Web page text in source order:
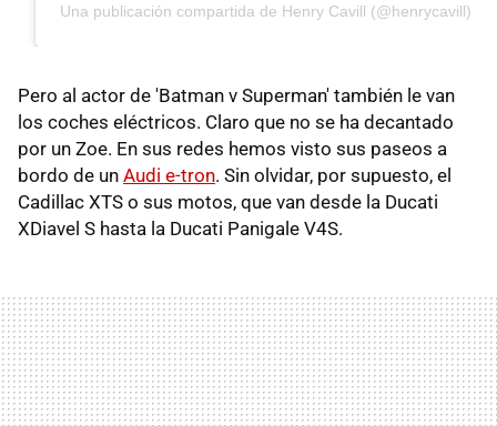
Una publicación compartida de Henry Cavill (@henrycavill)
Pero al actor de 'Batman v Superman' también le van
los coches eléctricos. Claro que no se ha decantado
por un Zoe. En sus redes hemos visto sus paseos a
bordo de un Audi e-tron. Sin olvidar, por supuesto, el
Cadillac XTS o sus motos, que van desde la Ducati
XDiavel S hasta la Ducati Panigale V4S.